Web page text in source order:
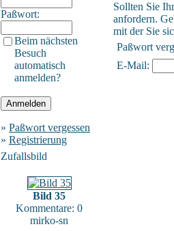
Paßwort:
Beim nächsten
Besuch
automatisch
anmelden?
» Paßwort vergessen
» Registrierung
Zufallsbild
Bild 35
Kommentare: 0
mirko-sn
Sollten Sie
anfordern.
mit der Sie
Paßwort
E-Mail: